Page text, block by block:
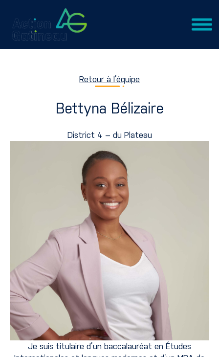
Retour à l’équipe
Bettyna Bélizaire
District 4 – du Plateau
Je suis titulaire d’un baccalauréat en Études